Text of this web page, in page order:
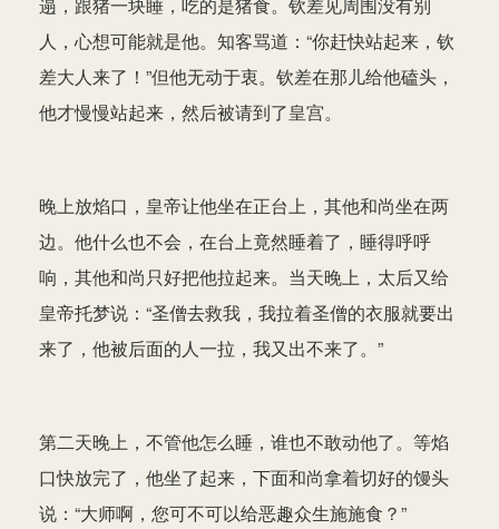
人，心想可能就是他。知客骂道：“你赶快站起来，钦
差大人来了！”但他无动于衷。钦差在那儿给他磕头，
他才慢慢站起来，然后被请到了皇宫。
晚上放焰口，皇帝让他坐在正台上，其他和尚坐在两
边。他什么也不会，在台上竟然睡着了，睡得呼呼
响，其他和尚只好把他拉起来。当天晚上，太后又给
皇帝托梦说：“圣僧去救我，我拉着圣僧的衣服就要出
来了，他被后面的人一拉，我又出不来了。”
第二天晚上，不管他怎么睡，谁也不敢动他了。等焰
口快放完了，他坐了起来，下面和尚拿着切好的馒头
说：“大师啊，您可不可以给恶趣众生施施食？”